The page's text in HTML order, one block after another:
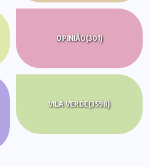
OPINIÃO(301)
VILA VERDE(3598)